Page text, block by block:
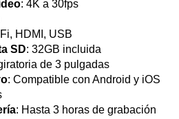
: 4K a 30fps
HDMI, USB
SD: 32GB incluida
de 3 pulgadas
: Compatible con Android y iOS
: Hasta 3 horas de grabación